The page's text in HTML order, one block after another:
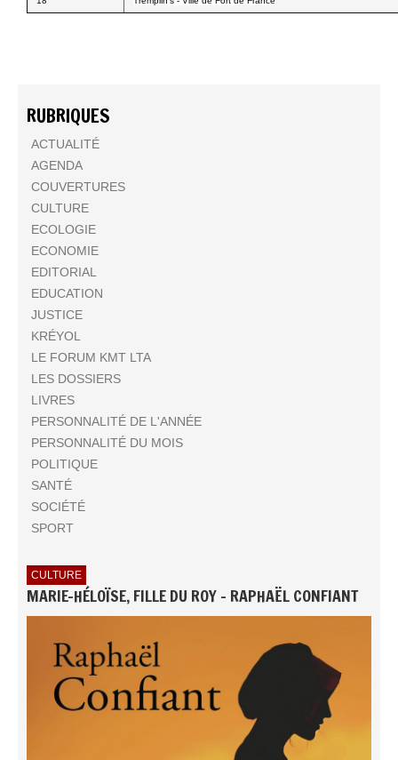
RUBRIQUES
ACTUALITÉ
AGENDA
COUVERTURES
CULTURE
ECOLOGIE
ECONOMIE
EDITORIAL
EDUCATION
JUSTICE
KRÉYOL
LE FORUM KMT LTA
LES DOSSIERS
LIVRES
PERSONNALITÉ DE L'ANNÉE
PERSONNALITÉ DU MOIS
POLITIQUE
SANTÉ
SOCIÉTÉ
SPORT
CULTURE
MARIE-HÉLOÏSE, FILLE DU ROY - RAPHAËL CONFIANT